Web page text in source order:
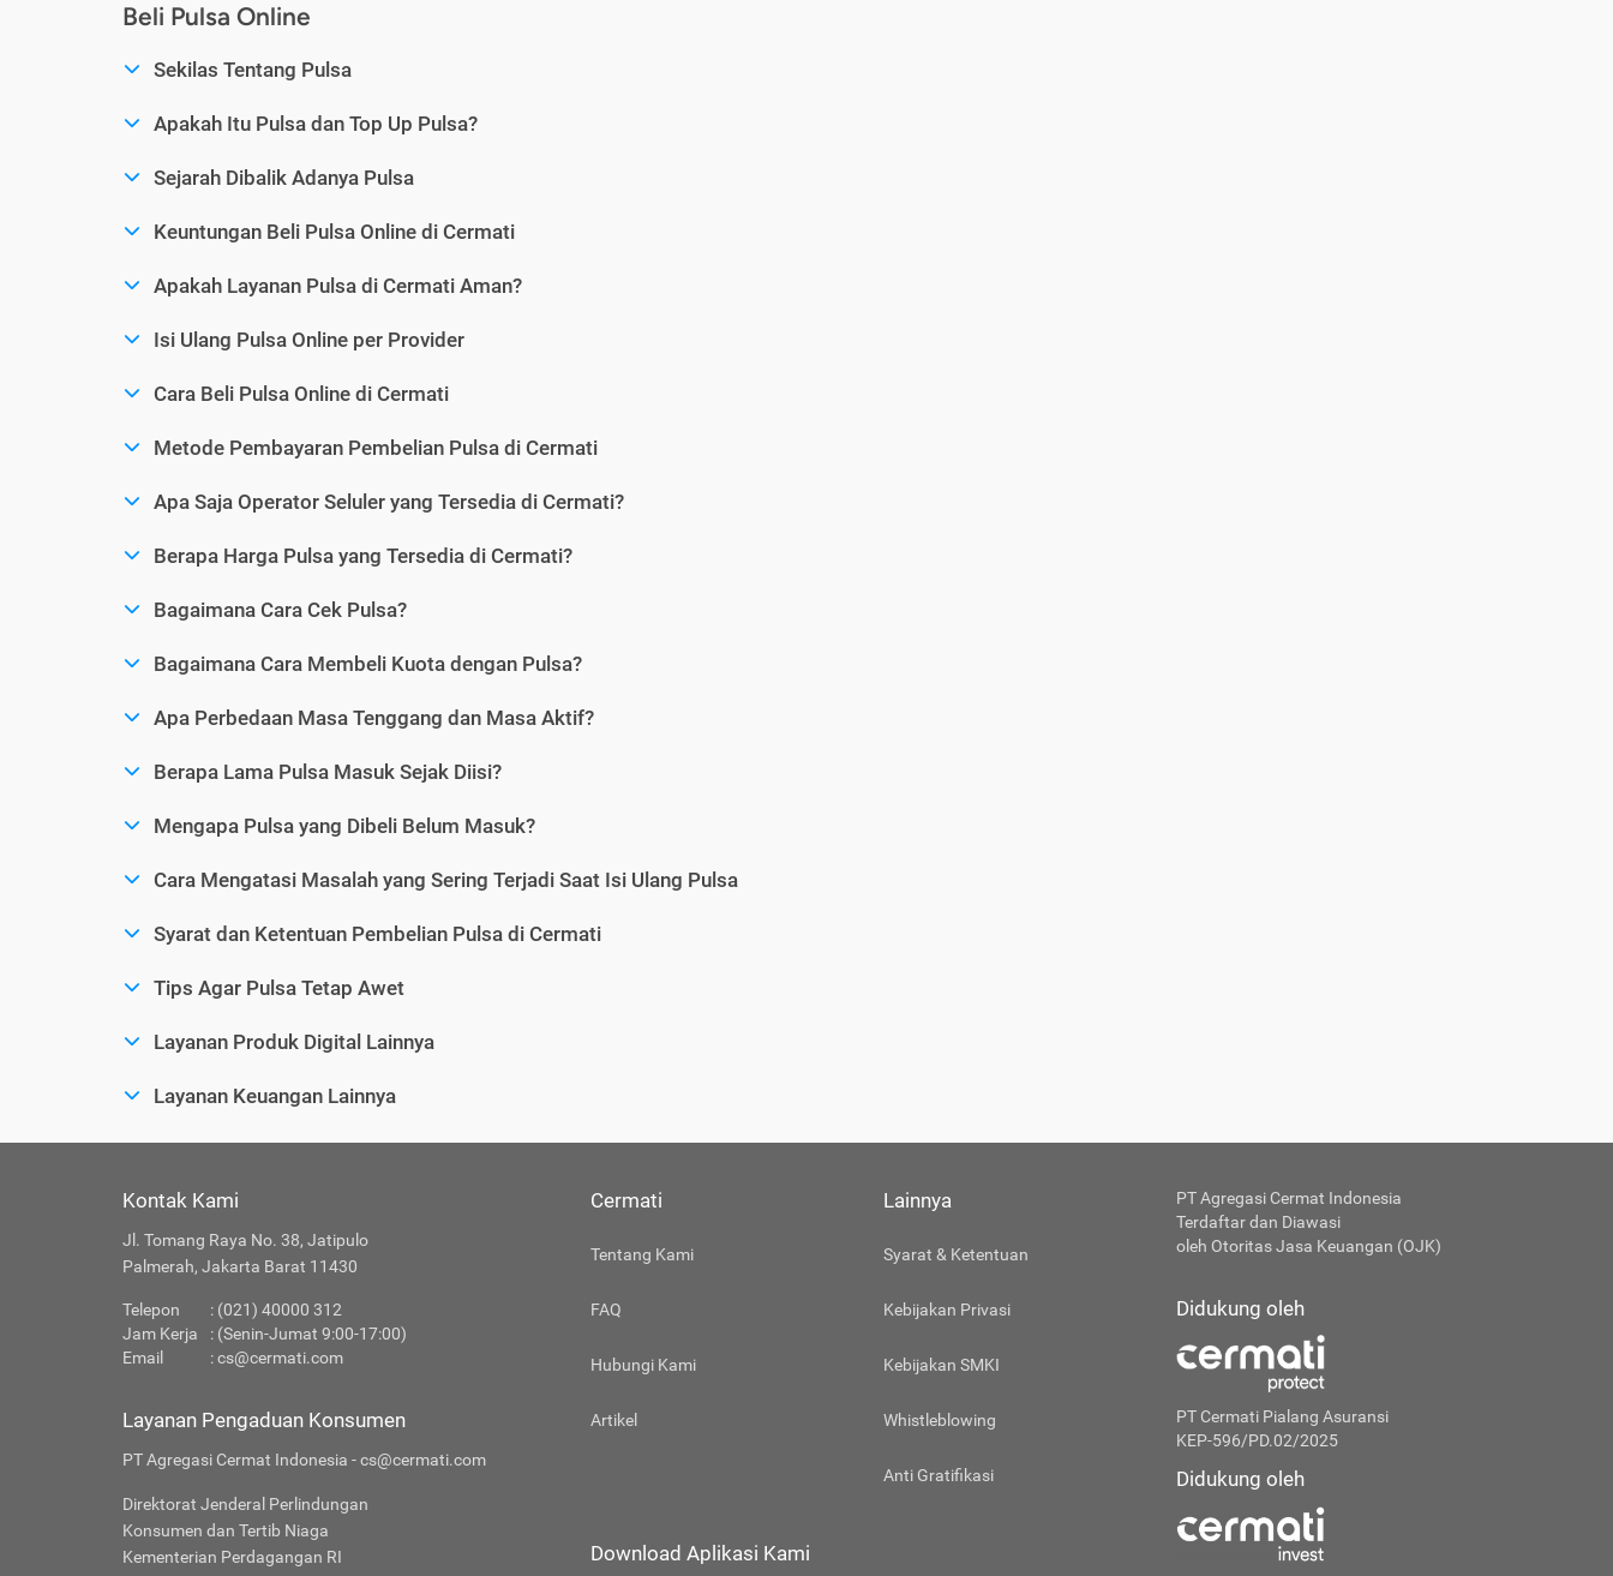
Beli Pulsa Online
Sekilas Tentang Pulsa
Apakah Itu Pulsa dan Top Up Pulsa?
Sejarah Dibalik Adanya Pulsa
Keuntungan Beli Pulsa Online di Cermati
Apakah Layanan Pulsa di Cermati Aman?
Isi Ulang Pulsa Online per Provider
Cara Beli Pulsa Online di Cermati
Metode Pembayaran Pembelian Pulsa di Cermati
Apa Saja Operator Seluler yang Tersedia di Cermati?
Berapa Harga Pulsa yang Tersedia di Cermati?
Bagaimana Cara Cek Pulsa?
Bagaimana Cara Membeli Kuota dengan Pulsa?
Apa Perbedaan Masa Tenggang dan Masa Aktif?
Berapa Lama Pulsa Masuk Sejak Diisi?
Mengapa Pulsa yang Dibeli Belum Masuk?
Cara Mengatasi Masalah yang Sering Terjadi Saat Isi Ulang Pulsa
Syarat dan Ketentuan Pembelian Pulsa di Cermati
Tips Agar Pulsa Tetap Awet
Layanan Produk Digital Lainnya
Layanan Keuangan Lainnya
Kontak Kami
Jl. Tomang Raya No. 38, Jatipulo
Palmerah, Jakarta Barat 11430
Telepon
: (021) 40000 312
Jam Kerja
: (Senin-Jumat 9:00-17:00)
Email
:cs@cermati.com
Layanan Pengaduan Konsumen
PT Agregasi Cermat Indonesia - cs@cermati.com
Direktorat Jenderal Perlindungan
Konsumen dan Tertib Niaga
Kementerian Perdagangan RI
Cermati
Tentang Kami
FAQ
Hubungi Kami
Artikel
Lainnya
Syarat & Ketentuan
Kebijakan Privasi
Kebijakan SMKI
Whistleblowing
Anti Gratifikasi
Download Aplikasi Kami
PT Agregasi Cermat Indonesia
Terdaftar dan Diawasi
oleh Otoritas Jasa Keuangan (OJK)
Didukung oleh
PT Cermati Pialang Asuransi
KEP-596/PD.02/2025
Didukung oleh